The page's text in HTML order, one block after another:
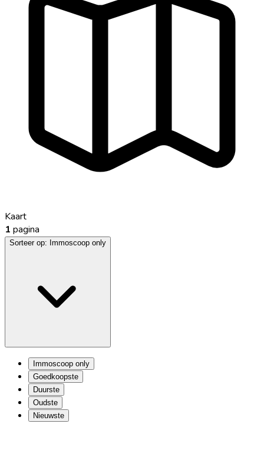
Kaart
1 pagina
Sorteer op: Immoscoop only
Immoscoop only
Goedkoopste
Duurste
Oudste
Nieuwste